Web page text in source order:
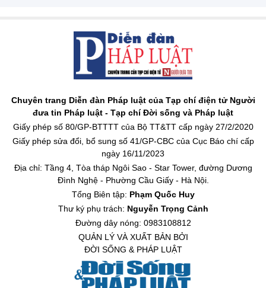
Chuyên trang Diễn đàn Pháp luật của Tạp chí điện tử Người
đưa tin Pháp luật - Tạp chí Đời sống và Pháp luật
Giấy phép số 80/GP-BTTTT của Bộ TT&TT cấp ngày 27/2/2020
Giấy phép sửa đổi, bổ sung số 41/GP-CBC của Cục Báo chí cấp
ngày 16/11/2023
Địa chỉ: Tầng 4, Tòa tháp Ngôi Sao - Star Tower, đường Dương
Đình Nghệ - Phường Cầu Giấy - Hà Nội.
Tổng Biên tập: Phạm Quốc Huy
Thư ký phụ trách: Nguyễn Trọng Cảnh
Đường dây nóng: 0983108812
QUẢN LÝ VÀ XUẤT BẢN BỞI
ĐỜI SỐNG & PHÁP LUẬT